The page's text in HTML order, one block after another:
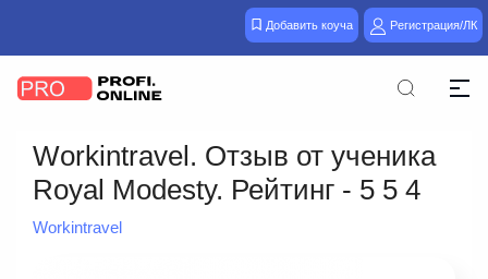
Добавить коуча Регистрация/ЛК
Workintravel. Отзыв от ученика
Royal Modesty. Рейтинг - 5 5 4
Workintravel